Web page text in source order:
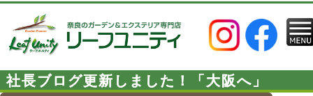
社長ブログ更新しました！「大阪へ」